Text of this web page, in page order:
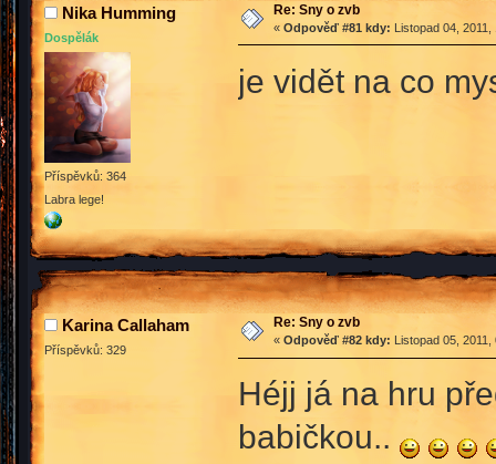
Nika Humming
Dospělák
Příspěvků: 364
Labra lege!
Re: Sny o zvb
« Odpověď #81 kdy: Listopad 04, 2011,
je vidět na co
Karina Callaham
Příspěvků: 329
Re: Sny o zvb
« Odpověď #82 kdy: Listopad 05,
Héjj já na hru
babičkou..